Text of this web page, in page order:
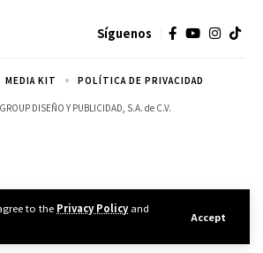
to the Privacy Policyand
Accept
Síguenos
DISEÑO Y PUBLICIDAD, S.A. de C.V.
MEDIA KIT POLÍTICA DE PRIVACIDAD